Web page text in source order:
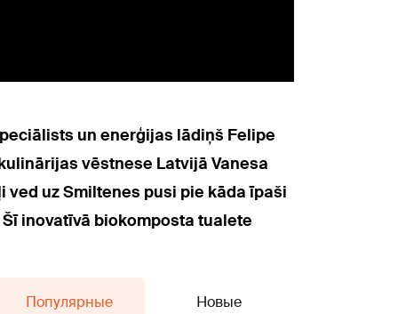
un enerģijas lādiņš Felipe
vēstnese Latvijā Vanesa
uz Smiltenes pusi pie kāda īpaši
inovatīvā biokomposta tualete
Популярные Новые